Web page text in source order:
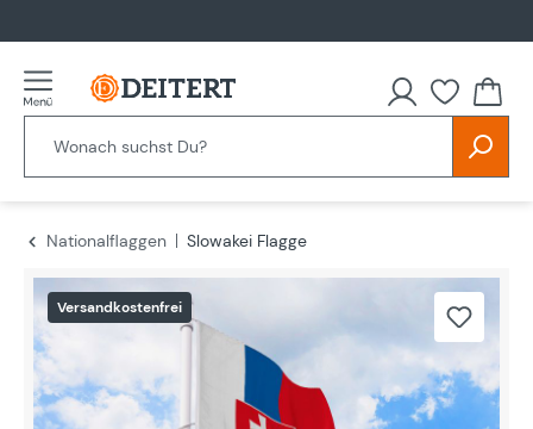
Nationalflaggen
Slowakei Flagge
Bildergalerie überspringen
Versandkostenfrei